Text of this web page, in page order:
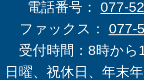
電話番号： 077-
ファックス： 077-
受付時間：8時から
日曜、祝休日、年末